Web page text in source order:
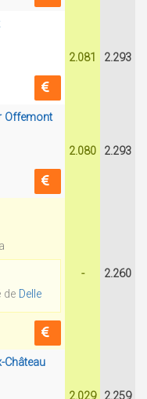
2.081 2.293
Offemont
2.080 2.293
de Delle
- 2.260
Château
2.029 2.259